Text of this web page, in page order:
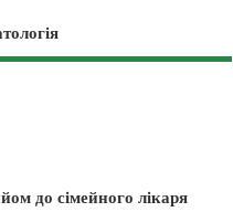
до сімейного лікаря